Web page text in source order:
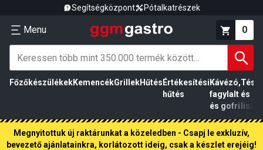
Segítségközpont Pótalkatrészek
Menu 0
FőzőkészülékekKemencékGrillekHűtés Értékesítési
hűtés
Kávézó,
fagylalt
és gofri
és
liszt
Megnyitottuk új raktárunkat a közeledben - Csapj le exkluzív,
bevezető ajánlatainkra, korlátozott ideig, csak a készlet erejéig!